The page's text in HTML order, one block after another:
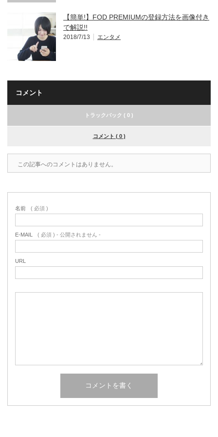
【簡単!】FOD PREMIUMの登録方法を画像付き
で解説!!
2018/7/13 エンタメ
コメント
トラックバック ( 0 )
コメント ( 0 )
この記事へのコメントはありません。
名前 ( 必須 )
E-MAIL ( 必須 ) - 公開されません -
URL